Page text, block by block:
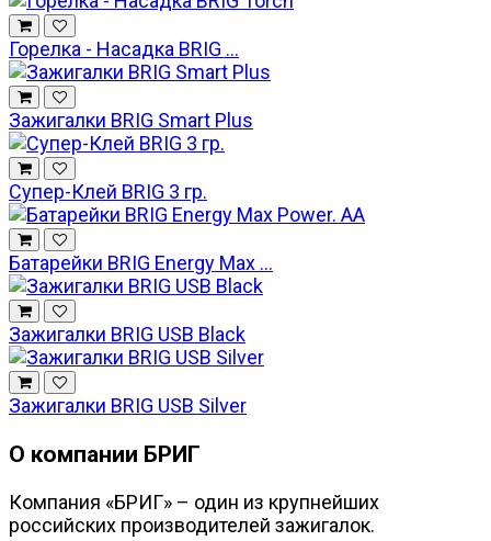
Горелка - Насадка BRIG ...
Зажигалки BRIG Smart Plus
Супер-Клей BRIG 3 гр.
Батарейки BRIG Energy Max ...
Зажигалки BRIG USB Black
Зажигалки BRIG USB Silver
О компании БРИГ
Компания «БРИГ» – один из крупнейших
российских производителей зажигалок.